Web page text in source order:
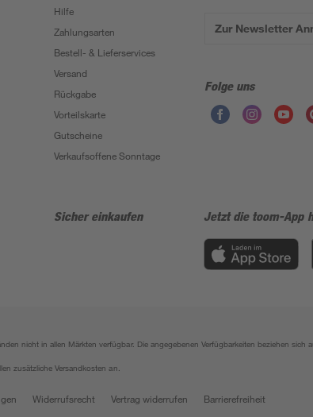
Hilfe
Zahlungsarten
Bestell- & Lieferservices
Versand
Rückgabe
Vorteilskarte
Gutscheine
Verkaufsoffene Sonntage
Zur Newsletter
Folge uns
Sicher einkaufen Jetzt die toom-App
nicht in allen Märkten verfügbar. Die angegebenen Verfügbarkeiten beziehen
zusätzliche Versandkosten an.
Widerrufsrecht Vertrag widerrufen Barrierefreiheit